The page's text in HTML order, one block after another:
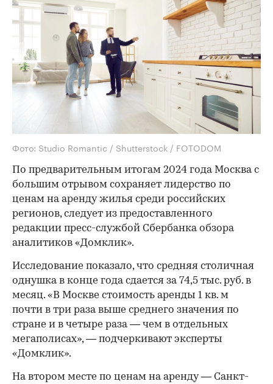
Фото: Studio Romantic / Shutterstock / FOTODOM
По предварительным итогам 2024 года Москва с
большим отрывом сохраняет лидерство по
ценам на аренду жилья среди российских
регионов, следует из предоставленного
редакции пресс-службой Сбербанка обзора
аналитиков «Домклик».
Исследование показало, что средняя столичная
однушка в конце года сдается за 74,5 тыс. руб. в
месяц. «В Москве стоимость аренды 1 кв. м
почти в три раза выше среднего значения по
стране и в четыре раза — чем в отдельных
мегаполисах», — подчеркивают эксперты
«Домклик».
На втором месте по ценам на аренду — Санкт-